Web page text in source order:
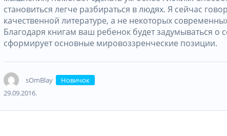
становиться легче разбираться в людях. Я сейчас
качественной литературе, а не некоторых
Благодаря книгам ваш ребенок будет задумываться о
сформирует основные мировоззренческие позиции.
sOmBlay
Новичок
29.09.2016.